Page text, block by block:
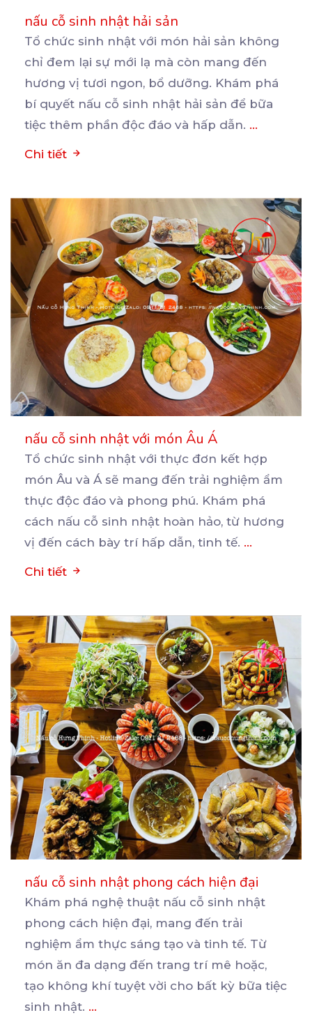
nấu cỗ sinh nhật hải sản
Tổ chức sinh nhật với món hải sản không
chỉ đem lại sự mới lạ mà còn mang đến
hương vị tươi ngon, bổ dưỡng. Khám phá
bí quyết nấu cỗ sinh nhật hải sản để bữa
tiệc thêm phần độc đáo và hấp dẫn. ...
Chi tiết
nấu cỗ sinh nhật với món Âu Á
Tổ chức sinh nhật với thực đơn kết hợp
món Âu và Á sẽ mang đến trải nghiệm ẩm
thực độc đáo và phong phú. Khám phá
cách nấu cỗ sinh nhật hoàn hảo, từ hương
vị đến cách bày trí hấp dẫn, tinh tế. ...
Chi tiết
nấu cỗ sinh nhật phong cách hiện đại
Khám phá nghệ thuật nấu cỗ sinh nhật
phong cách hiện đại, mang đến trải
nghiệm ẩm thực sáng tạo và tinh tế. Từ
món ăn đa dạng đến trang trí mê hoặc,
tạo không khí tuyệt vời cho bất kỳ bữa tiệc
sinh nhật. ...